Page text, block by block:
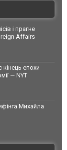
і прагне
Affairs
епохи
— NYT
Михайла